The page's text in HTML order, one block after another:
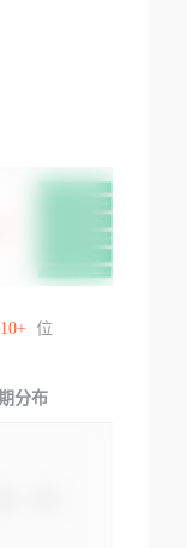
10+ 位
分布